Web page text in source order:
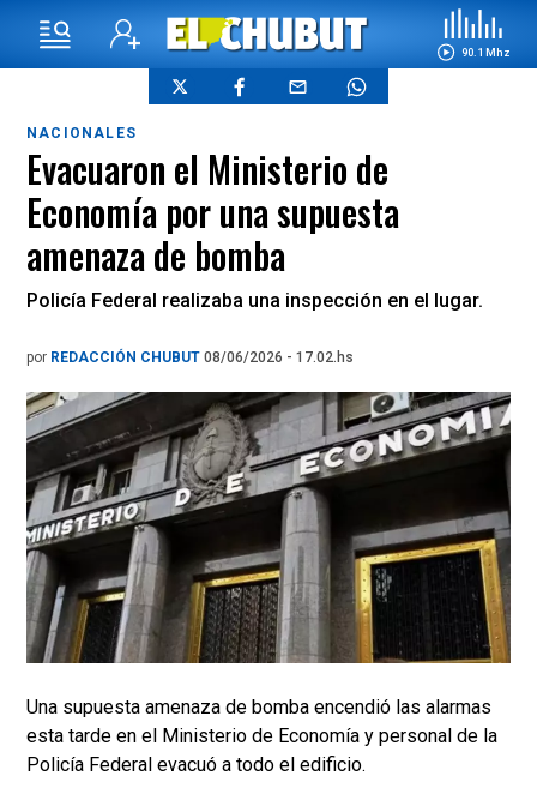
90.1 Mhz
NACIONALES
Evacuaron el Ministerio de
Economía por una supuesta
amenaza de bomba
Policía Federal realizaba una inspección en el lugar.
por REDACCIÓN CHUBUT 08/06/2026 - 17.02.hs
Una supuesta amenaza de bomba encendió las alarmas
esta tarde en el Ministerio de Economía y personal de la
Policía Federal evacuó a todo el edificio.